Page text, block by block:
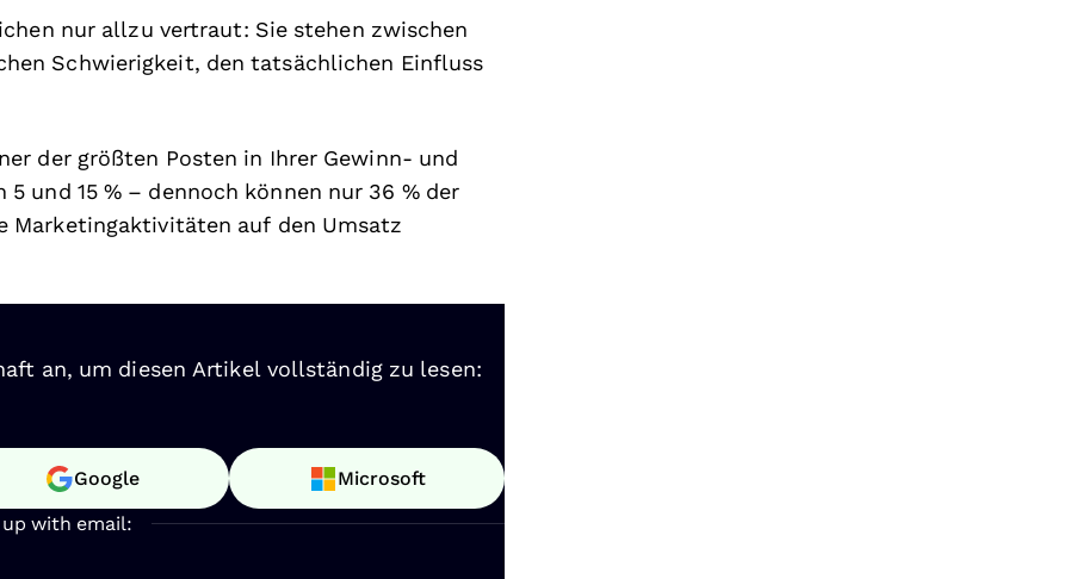
nur allzu vertraut: Sie stehen zwischen
Schwierigkeit, den tatsächlichen Einfluss
der größten Posten in Ihrer Gewinn- und
und 15 % – dennoch können nur 36 % der
Marketingaktivitäten auf den Umsatz
an, um diesen Artikel vollständig zu lesen:
Google Microsoft
up with email: